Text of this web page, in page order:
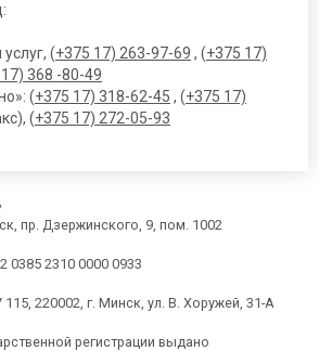
(+375 17) 263-97-69 , (+375 17)
368 -80-49
(+375 17) 318-62-45 , (+375 17)
(+375 17) 272-05-93
пр. Дзержинского, 9, пом. 1002
0385 2310 0000 0933
220002, г. Минск, ул. В. Хоружей, 31-А
регистрации выдано